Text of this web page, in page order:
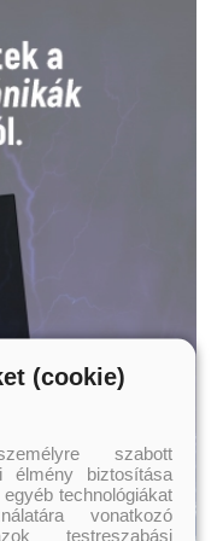
(cookie)
szabott
élmény biztosítása
technológiákat
vonatkozó
testreszabási